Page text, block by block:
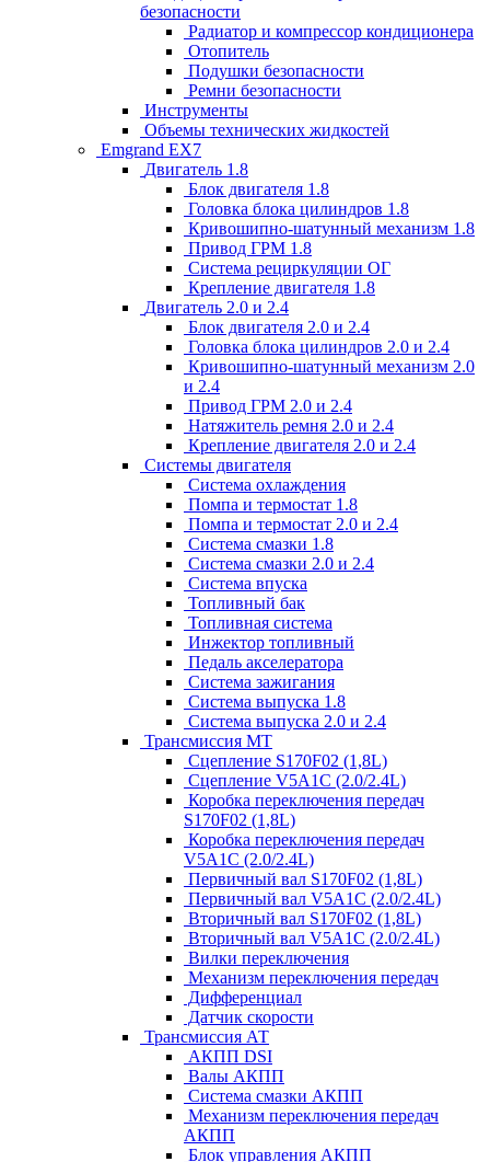
безопасности
Радиатор и компрессор кондиционера
Отопитель
Подушки безопасности
Ремни безопасности
Инструменты
Объемы технических жидкостей
Emgrand EX7
Двигатель 1.8
Блок двигателя 1.8
Головка блока цилиндров 1.8
Кривошипно-шатунный механизм 1.8
Привод ГРМ 1.8
Система рециркуляции ОГ
Крепление двигателя 1.8
Двигатель 2.0 и 2.4
Блок двигателя 2.0 и 2.4
Головка блока цилиндров 2.0 и 2.4
Кривошипно-шатунный механизм 2.0
и 2.4
Привод ГРМ 2.0 и 2.4
Натяжитель ремня 2.0 и 2.4
Крепление двигателя 2.0 и 2.4
Системы двигателя
Система охлаждения
Помпа и термостат 1.8
Помпа и термостат 2.0 и 2.4
Система смазки 1.8
Система смазки 2.0 и 2.4
Система впуска
Топливный бак
Топливная система
Инжектор топливный
Педаль акселератора
Система зажигания
Система выпуска 1.8
Система выпуска 2.0 и 2.4
Трансмиссия МТ
Сцепление S170F02 (1,8L)
Сцепление V5A1C (2.0/2.4L)
Коробка переключения передач
S170F02 (1,8L)
Коробка переключения передач
V5A1C (2.0/2.4L)
Первичный вал S170F02 (1,8L)
Первичный вал V5A1C (2.0/2.4L)
Вторичный вал S170F02 (1,8L)
Вторичный вал V5A1C (2.0/2.4L)
Вилки переключения
Механизм переключения передач
Дифференциал
Датчик скорости
Трансмиссия АТ
АКПП DSI
Валы АКПП
Система смазки АКПП
Механизм переключения передач
АКПП
Блок управления АКПП